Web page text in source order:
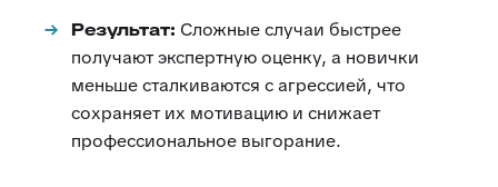
Результат: Сложные случаи быстрее
получают экспертную оценку, а новички
меньше сталкиваются с агрессией, что
сохраняет их мотивацию и снижает
профессиональное выгорание.